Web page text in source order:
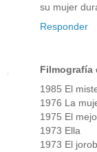
su mujer
Responder
Filmografía
1985 El
1976 La
1975 El
1973 Ella
1973 El